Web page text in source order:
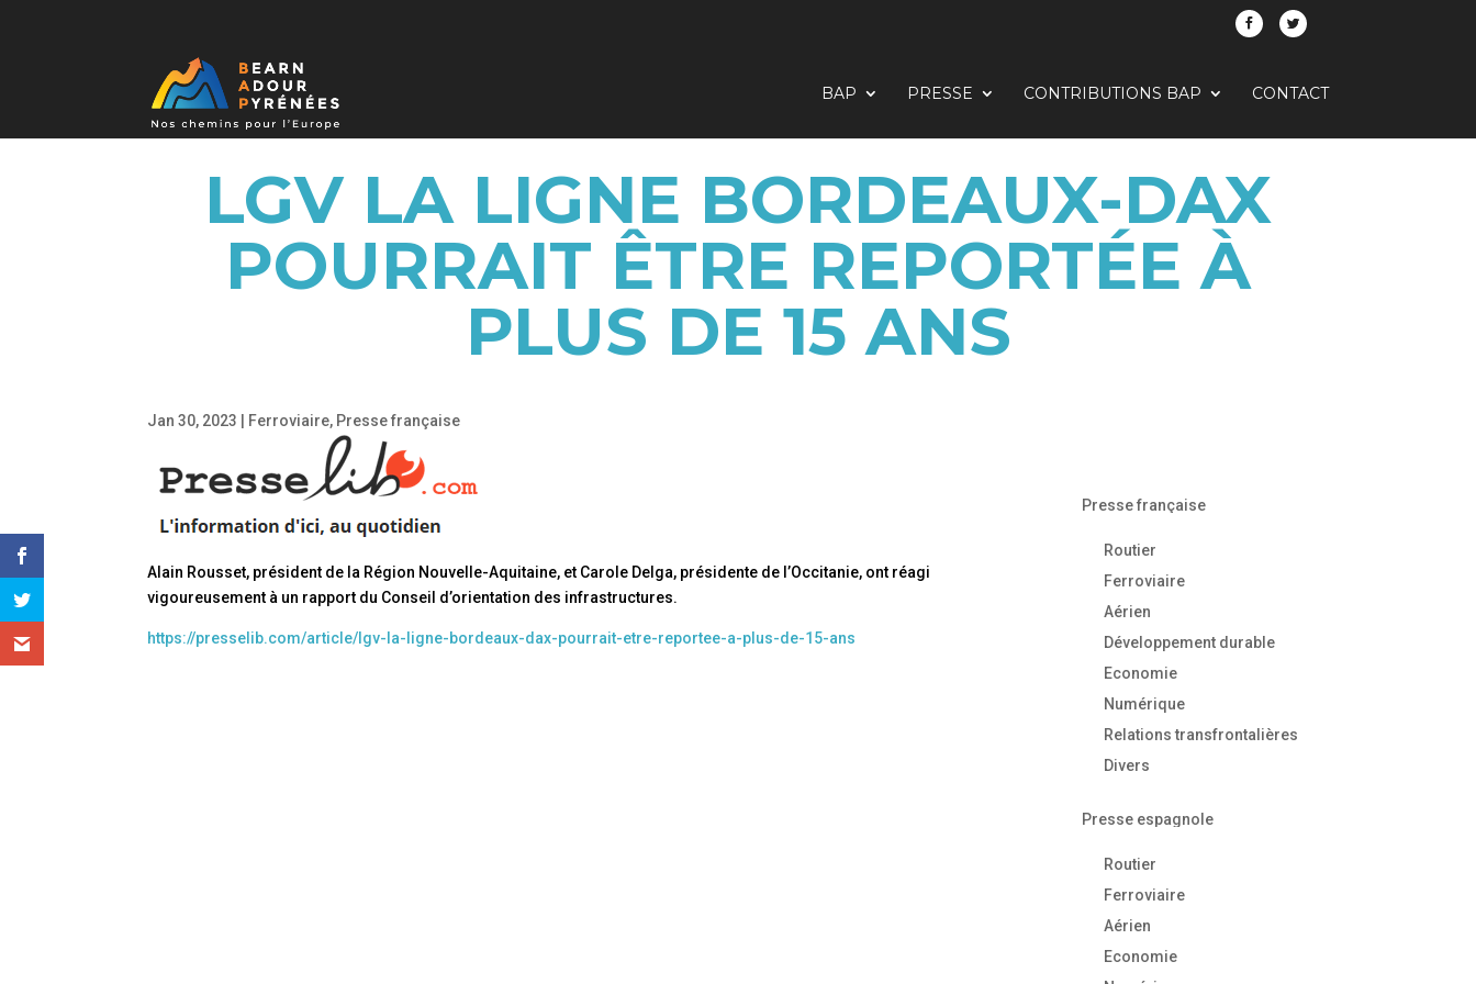
BAP PRESSE CONTRIBUTIONS BAP CONTACT
LGV LA LIGNE BORDEAUX-DAX
POURRAIT ÊTRE REPORTÉE À
PLUS DE 15 ANS
Jan 30, 2023 Ferroviaire, Presse française
Alain Rousset, président de la Région Nouvelle-Aquitaine, et Carole Delga, présidente de l’Occitanie, ont réagi
vigoureusement à un rapport du Conseil d’orientation des infrastructures.
https://presselib.com/article/lgv-la-ligne-bordeaux-dax-pourrait-etre-reportee-a-plus-de-15-ans
Presse française
Routier
Ferroviaire
Aérien
Développement durable
Economie
Numérique
Relations transfrontalières
Divers
Presse espagnole
Routier
Ferroviaire
Aérien
Economie